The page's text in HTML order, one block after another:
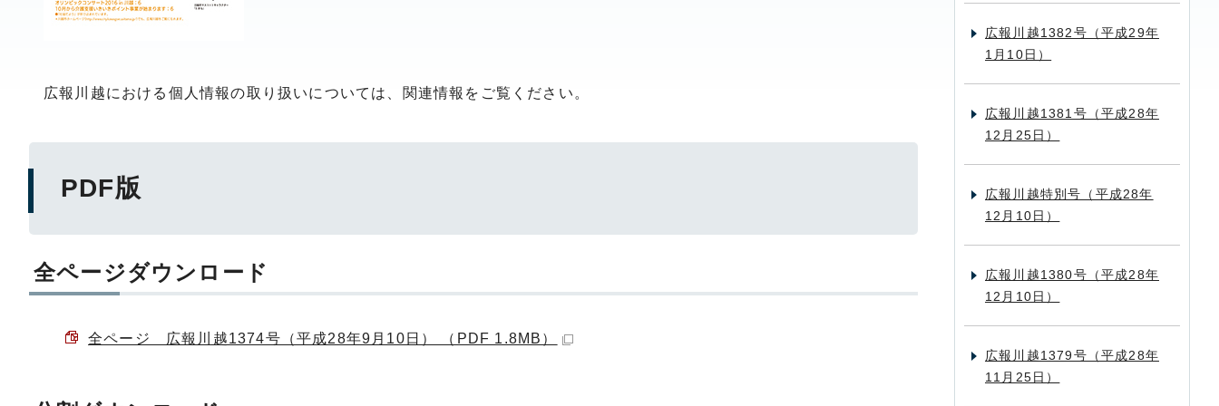
広報川越における個人情報の取り扱いについては、関連情報をご覧ください。
PDF版
全ページダウンロード
全ページ 広報川越1374号（平成28年9月10日） （PDF 1.8MB）
広報川越1382号（平成29年
1月10日）
広報川越1381号（平成28年
12月25日）
広報川越特別号（平成28年
12月10日）
広報川越1380号（平成28年
12月10日）
広報川越1379号（平成28年
11月25日）